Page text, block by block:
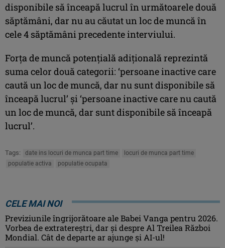
disponibile să înceapă lucrul în următoarele două
săptămâni, dar nu au căutat un loc de muncă în
cele 4 săptămâni precedente interviului.
Forţa de muncă potenţială adiţională reprezintă
suma celor două categorii: ‘persoane inactive care
caută un loc de muncă, dar nu sunt disponibile să
înceapă lucrul’ şi ‘persoane inactive care nu caută
un loc de muncă, dar sunt disponibile să înceapă
lucrul’.
Tags: date ins locuri de munca part time
locuri de munca part time
populatie activa
populatie ocupata
CELE MAI NOI
Previziunile îngrijorătoare ale Babei Vanga pentru 2026.
Vorbea de extratereștri, dar și despre Al Treilea Război
Mondial. Cât de departe ar ajunge și AI-ul!